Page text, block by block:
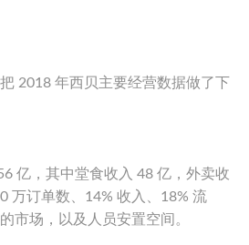
2018 年西贝主要经营数据做了下
亿，其中堂食收入 48 亿，外卖收
万订单数、14% 收入、18% 流
市场，以及人员安置空间。